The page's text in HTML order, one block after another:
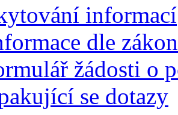
informací
dle
žádosti o
se dotazy